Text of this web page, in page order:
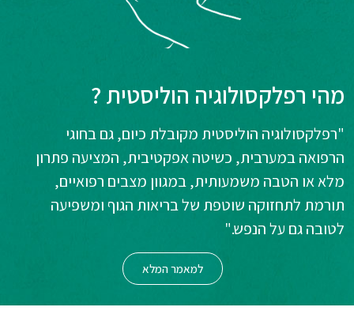
מהי רפלקסולוגיה הוליסטית ?
"רפלקסולוגיה הוליסטית מקובלת כיום, גם בחוגי
הרפואה במערבית, כשיטה אפקטיבית, המציעה פתרון
מלא או הטבה משמעותית, במגוון מצבים רפואיים,
תורמת לתחזוקה שוטפת של בריאות הגוף ומשפיעה
לטובה גם על הנפש."
למאמר המלא